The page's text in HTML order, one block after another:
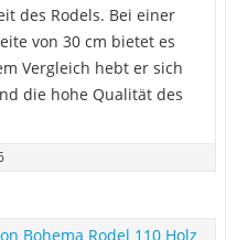
des Rodels. Bei einer
von 30 cm bietet es
Vergleich hebt er sich
die hohe Qualität des
Bohema Rodel 110 Holz